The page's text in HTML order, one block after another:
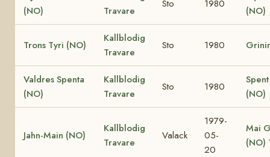
(NO)
Travare
Sto 1980
(NO)
Trons Tyri (NO)
Kallblodig
Travare
Sto 1980
Valdres Spenta
(NO)
Kallblodig
Travare
Sto 1980
(NO)
Jahn-Main (NO)
Kallblodig
Travare
Valack
1979-
05-
20
Mai
(NO)